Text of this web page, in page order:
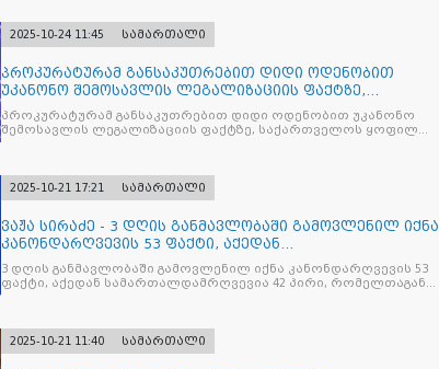
2025-10-24 11:45 სამართალი
პროკურატურამ განსაკუთრებით დიდი ოდენობით
უკანონო შემოსავლის ლეგალიზაციის ფაქტზე,
საქართველოს ყოფილ პ
პროკურატურამ განსაკუთრებით დიდი ოდენობით უკანონო
შემოსავლის ლეგალიზაციის ფაქტზე, საქართველოს ყოფილ
2025-10-21 17:21 სამართალი
ვაჟა სირაძე - 3 დღის განმავლობაში გამოვლენილ იქნა
კანონდარღვევის 53 ფაქტი, აქედან
სამართალდამრღვევია
3 დღის განმავლობაში გამოვლენილ იქნა კანონდარღვევის 53
ფაქტი, აქედან სამართალდამრღვევია 42 პირი, რომელთაგან
2025-10-21 11:40 სამართალი